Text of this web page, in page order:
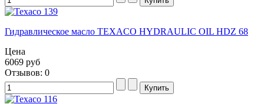
Гидравлическое масло TEXACO HYDRAULIC OIL HDZ 68
Цена
6069 руб
Отзывов: 0